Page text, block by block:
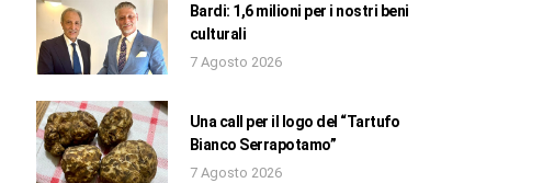
Bardi: 1,6 milioni per i nostri beni
culturali
7 Agosto 2026
Una call per il logo del “Tartufo
Bianco Serrapotamo”
7 Agosto 2026